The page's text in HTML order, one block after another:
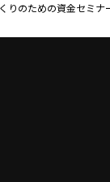
りのための資金セミナ